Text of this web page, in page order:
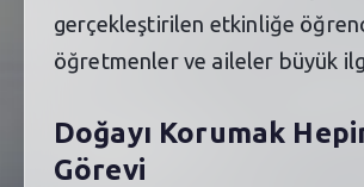
gerçekleştirilen etkinliğe
öğretmenler ve aileler büyük
Doğayı Korumak
Görevi